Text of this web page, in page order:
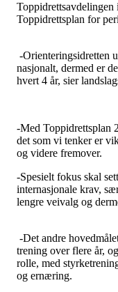
Toppidrettsplan for
-Orienteringsidretten
nasjonalt, dermed er
hvert 4 år, sier
-Med Toppidrettsplan
det som vi tenker er
og videre fremover.
-Spesielt fokus skal
internasjonale krav,
lengre veivalg og
-Det andre
trening over flere år,
rolle, med
og ernæring.